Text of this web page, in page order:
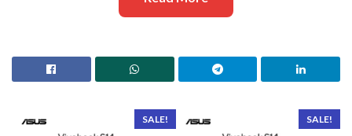
SALE! SALE!